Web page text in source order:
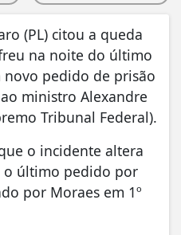
(PL) citou a queda
na noite do último
pedido de prisão
ministro Alexandre
Tribunal Federal).
o incidente altera
o último pedido por
por Moraes em 1º